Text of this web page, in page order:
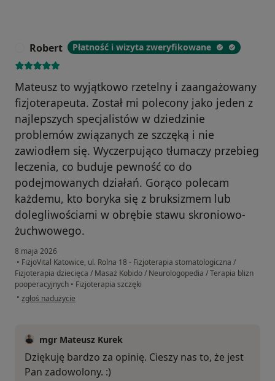
Robert Płatność i wizyta zweryfikowane
Mateusz to wyjątkowo rzetelny i zaangażowany
fizjoterapeuta. Został mi polecony jako jeden z
najlepszych specjalistów w dziedzinie
problemów związanych ze szczęką i nie
zawiodłem się. Wyczerpująco tłumaczy przebieg
leczenia, co buduje pewność co do
podejmowanych działań. Gorąco polecam
każdemu, kto boryka się z bruksizmem lub
dolegliwościami w obrębie stawu skroniowo-
żuchwowego.
8 maja 2026
• FizjoVital Katowice, ul. Rolna 18 - Fizjoterapia stomatologiczna /
Fizjoterapia dziecięca / Masaż Kobido / Neurologopedia / Terapia blizn
pooperacyjnych • Fizjoterapia szczęki
• w opinii użytkownika Robert
zgłoś nadużycie
mgr Mateusz Kurek
Dziękuję bardzo za opinię. Cieszy nas to, że jest
Pan zadowolony. :)